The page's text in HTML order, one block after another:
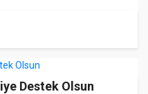
Destek Olsun